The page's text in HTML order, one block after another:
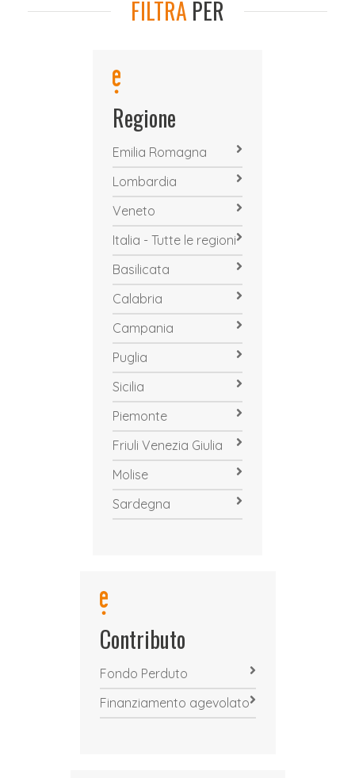
FILTRA PER
Regione
Emilia Romagna
Lombardia
Veneto
Italia - Tutte le regioni
Basilicata
Calabria
Campania
Puglia
Sicilia
Piemonte
Friuli Venezia Giulia
Molise
Sardegna
Contributo
Fondo Perduto
Finanziamento agevolato